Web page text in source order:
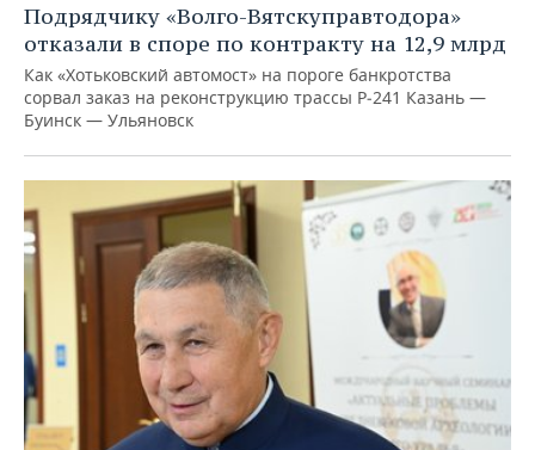
Подрядчику «Волго-Вятскуправтодора»
отказали в споре по контракту на 12,9 млрд
Как «Хотьковский автомост» на пороге банкротства
сорвал заказ на реконструкцию трассы Р‑241 Казань —
Буинск — Ульяновск